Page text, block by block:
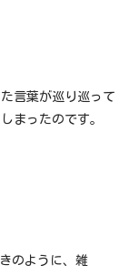
言葉が巡り巡って
まったのです。
のように、雑